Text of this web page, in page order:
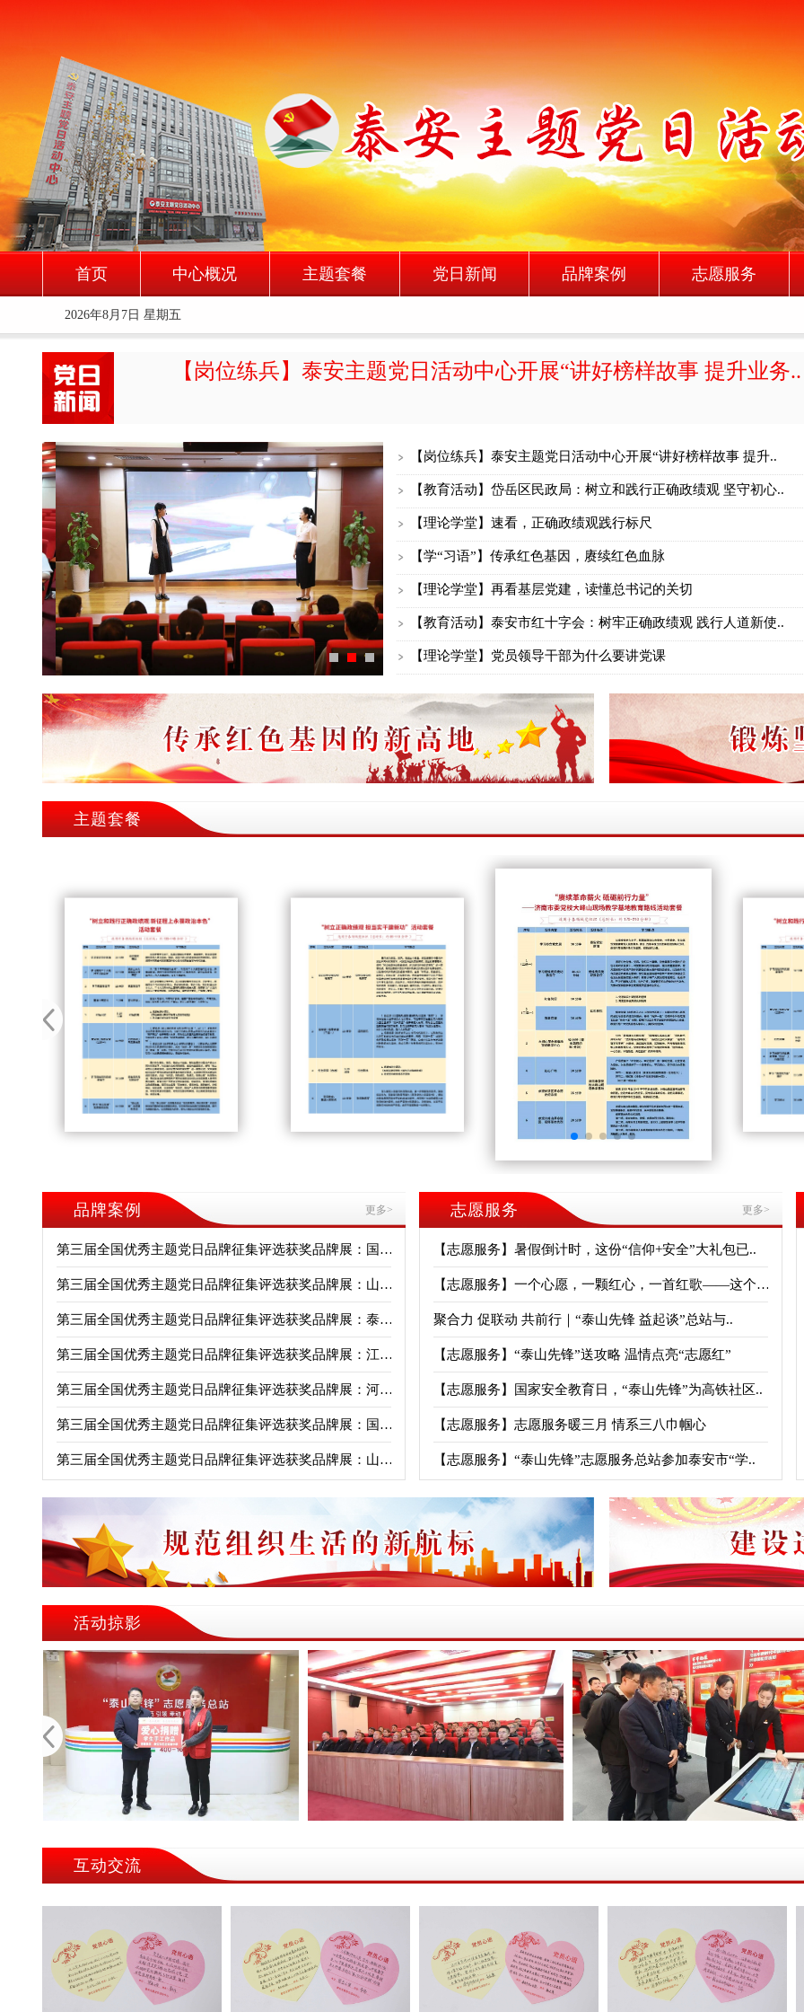
首页 中心概况 主题套餐 党日新闻 品牌案例 志愿服务
2026年8月7日 星期五
【岗位练兵】泰安主题党日活动中心开展“讲好榜样故事 提升业务..
1 2 3
【岗位练兵】泰安主题党日活动中心开展“讲好榜样故事 提升..
【教育活动】岱岳区民政局：树立和践行正确政绩观 坚守初心..
【理论学堂】速看，正确政绩观践行标尺
【学“习语”】传承红色基因，赓续红色血脉
【理论学堂】再看基层党建，读懂总书记的关切
【教育活动】泰安市红十字会：树牢正确政绩观 践行人道新使..
【理论学堂】党员领导干部为什么要讲党课
主题套餐
品牌案例 更多>
第三届全国优秀主题党日品牌征集评选获奖品牌展：国家..
第三届全国优秀主题党日品牌征集评选获奖品牌展：山东..
第三届全国优秀主题党日品牌征集评选获奖品牌展：泰安..
第三届全国优秀主题党日品牌征集评选获奖品牌展：江西..
第三届全国优秀主题党日品牌征集评选获奖品牌展：河北..
第三届全国优秀主题党日品牌征集评选获奖品牌展：国家..
第三届全国优秀主题党日品牌征集评选获奖品牌展：山东..
志愿服务 更多>
【志愿服务】暑假倒计时，这份“信仰+安全”大礼包已..
【志愿服务】一个心愿，一颗红心，一首红歌——这个六..
聚合力 促联动 共前行｜“泰山先锋 益起谈”总站与..
【志愿服务】“泰山先锋”送攻略 温情点亮“志愿红”
【志愿服务】国家安全教育日，“泰山先锋”为高铁社区..
【志愿服务】志愿服务暖三月 情系三八巾帼心
【志愿服务】“泰山先锋”志愿服务总站参加泰安市“学..
活动掠影
互动交流